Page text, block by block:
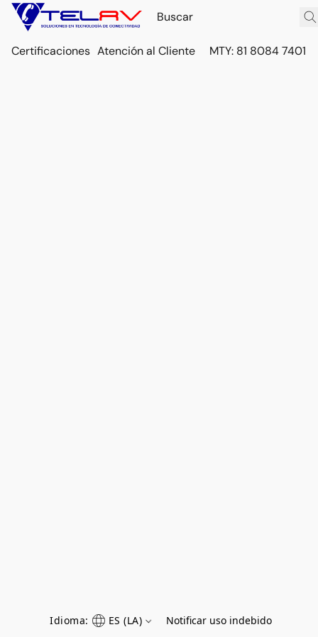
Certificaciones Atención al Cliente MTY: 81 8084 7401
Idioma: ES (LA) Notificar uso indebido